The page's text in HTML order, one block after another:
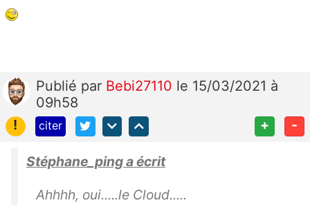
Publié par Bebi27110 le 15/03/2021 à
09h58
!
citer + -
Stéphane_ping a écrit
Ahhhh, oui.....le Cloud.....